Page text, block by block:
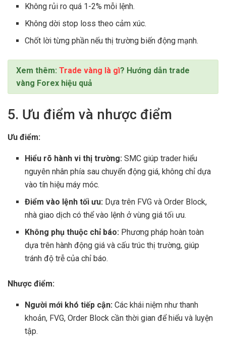
Không rủi ro quá 1-2% mỗi lệnh.
Không dời stop loss theo cảm xúc.
Chốt lời từng phần nếu thị trường biến động mạnh.
Xem thêm: Trade vàng là gì? Hướng dẫn trade
vàng Forex hiệu quả
5. Ưu điểm và nhược điểm
Ưu điểm:
Hiểu rõ hành vi thị trường: SMC giúp trader hiểu
nguyên nhân phía sau chuyển động giá, không chỉ dựa
vào tín hiệu máy móc.
Điểm vào lệnh tối ưu: Dựa trên FVG và Order Block,
nhà giao dịch có thể vào lệnh ở vùng giá tối ưu.
Không phụ thuộc chỉ báo: Phương pháp hoàn toàn
dựa trên hành động giá và cấu trúc thị trường, giúp
tránh độ trễ của chỉ báo.
Nhược điểm:
Người mới khó tiếp cận: Các khái niệm như thanh
khoản, FVG, Order Block cần thời gian để hiểu và luyện
tập.